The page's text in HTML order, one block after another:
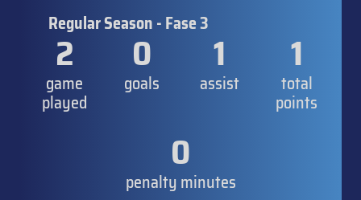
Regular Season - Fase 3
2
game
played
0
goals
1
assist
1
total
points
0
penalty minutes